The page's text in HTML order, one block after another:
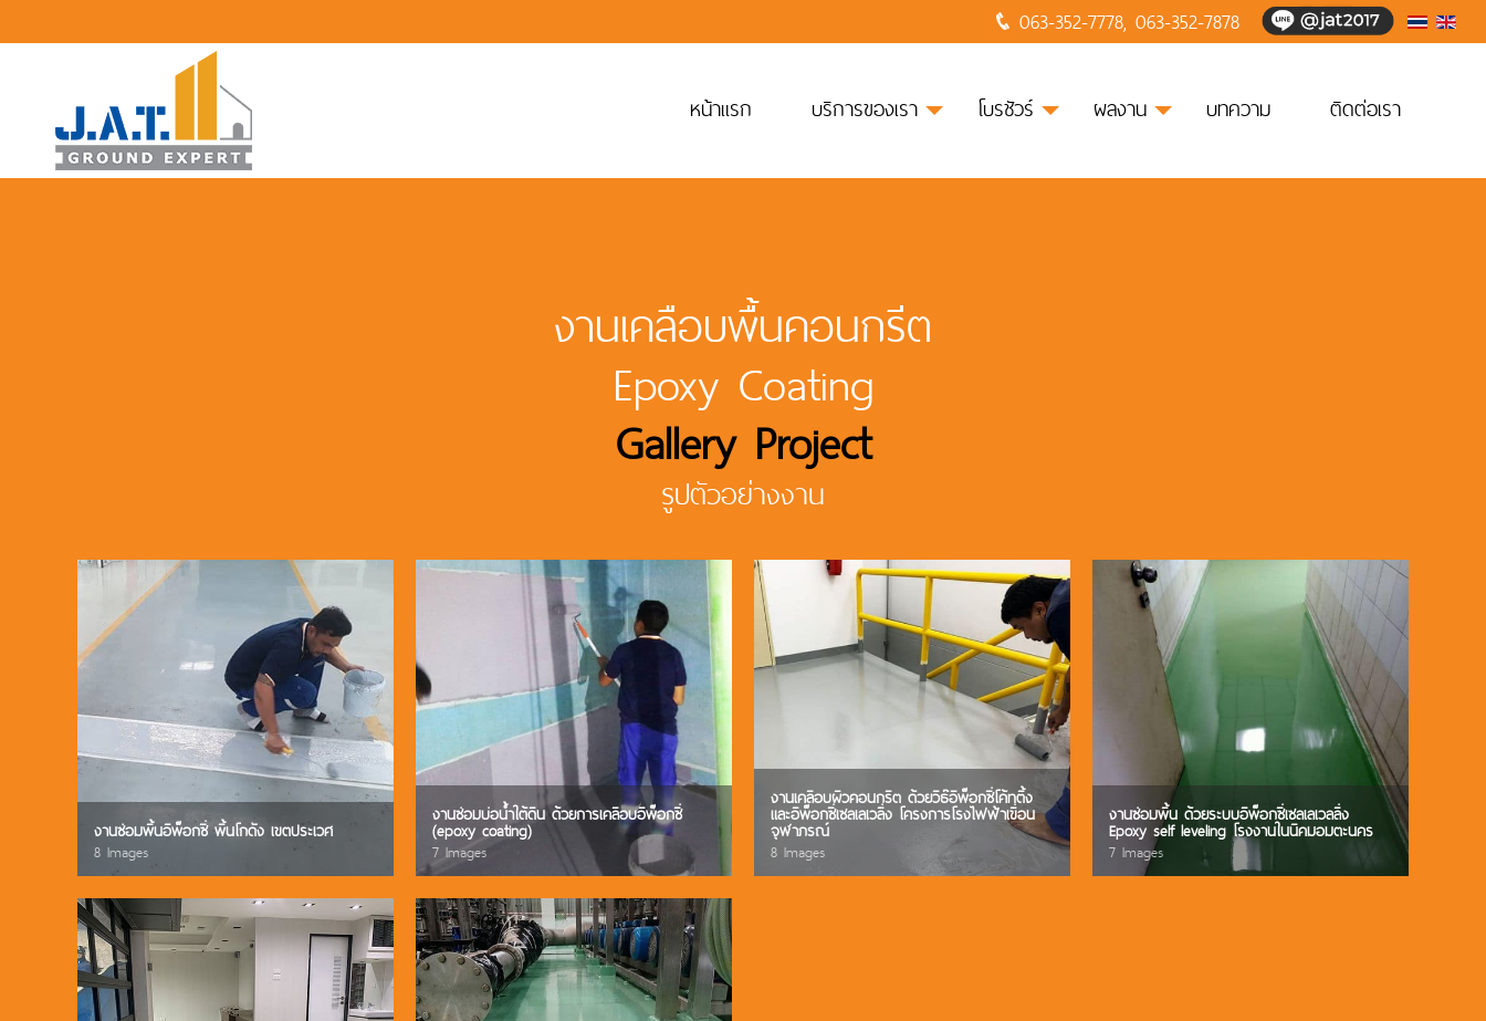
063-352-7778, 063-352-7878
หน้าแรก บริการของเรา โบรชัวร์ ผลงาน บทความ ติดต่อเรา
งานเคลือบพื้นคอนกรีต
Epoxy Coating
Gallery Project
รูปตัวอย่างงาน
งานซ่อมพื้นอีพ็อกซี่ พื้นโกดัง เขตประเวศ
8 Images
งานซ่อมบ่อน้ำใต้ดิน ด้วยการเคลือบอีพ็อกซี่
(epoxy coating)
7 Images
งานเคลือบผิวคอนกรีต ด้วยวิธ๊อีพ็อกซี่โค้ทติ้ง
และอีพ็อกซี่เซลเลเวลิ่ง โครงการโรงไฟฟ้าเขื่อน
จุฬาภรณ์
8 Images
งานซ่อมพื้น ด้วยระบบอิพ็อกซี่เซลเลเวลลิ่ง
Epoxy self leveling โรงงานในนิคมอมตะนคร
7 Images